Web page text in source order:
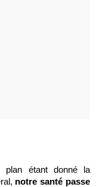
plan étant donné la
notre santé passe